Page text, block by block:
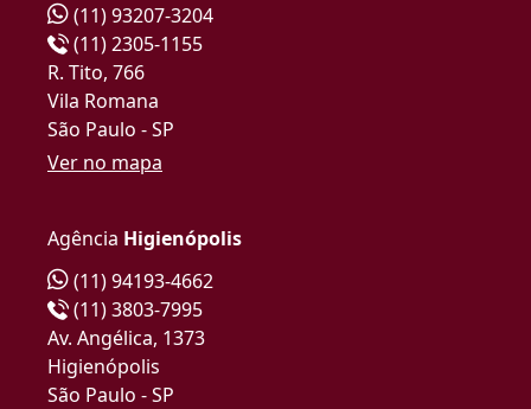
(11) 93207-3204
(11) 2305-1155
R. Tito, 766
Vila Romana
São Paulo - SP
Ver no mapa
Agência Higienópolis
(11) 94193-4662
(11) 3803-7995
Av. Angélica, 1373
Higienópolis
São Paulo - SP